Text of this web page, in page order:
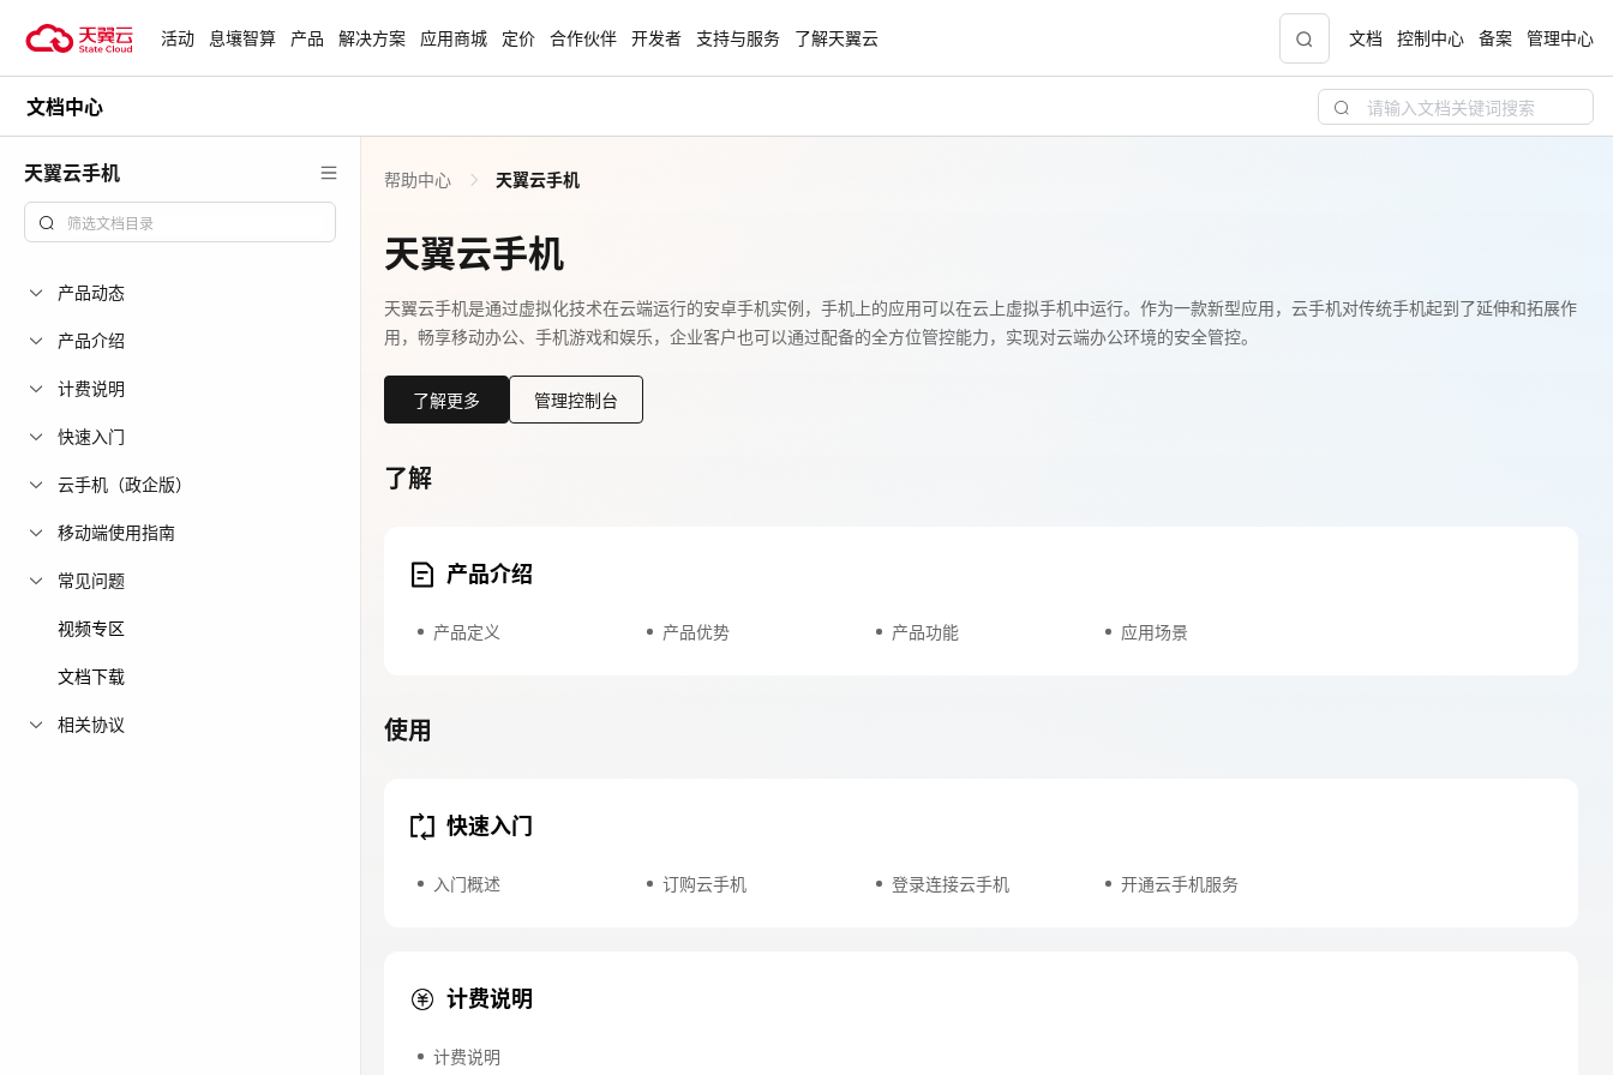
试用，产品折扣等，助您降本增
安全隔离版OpenClaw
起
企业出海解决方案 NEW
助力您的业务扬帆出海，通达全球！
天翼云信创专区 NEW
“一云多芯、一云多态”,国产化软件全面适配，
中小企业服务商合作专区
国家云助力中小企业腾飞，高额上云补贴重磅
云上钜惠
免费活动
免费试用中心 天翼云用户体验官 NEW
活动 息壤智算 产品 解决方案 应用商城 定价 合作伙伴 开发者 支持与服务 了解天翼云 文档 控制中心 备案 管理中心
文档中心
天翼云手机
产品动态
产品介绍
计费说明
快速入门
云手机（政企版）
移动端使用指南
常见问题
视频专区
文档下载
相关协议
帮助中心 天翼云手机
天翼云手机
天翼云手机是通过虚拟化技术在云端运行的安卓手机实例，手机上的应用可以在云上虚拟手机中运行。作为一款新型应用，云手机对传统手机起到了延伸和拓展作
用，畅享移动办公、手机游戏和娱乐，企业客户也可以通过配备的全方位管控能力，实现对云端办公环境的安全管控。
了解更多 管理控制台
了解
产品介绍
产品定义 产品优势 产品功能 应用场景
使用
快速入门
入门概述 订购云手机 登录连接云手机 开通云手机服务
计费说明
计费说明